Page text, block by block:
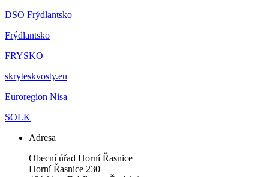
DSO Frýdlantsko
Frýdlantsko
FRYSKO
skryteskvosty.eu
Euroregion Nisa
SOLK
Adresa
Obecní úřad Horní Řasnice
Horní Řasnice 230